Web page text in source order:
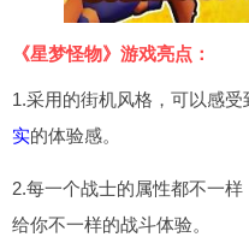
《星梦怪物》游戏亮点：
1.采用的街机风格，可以感
实的体验感。
2.每一个战士的属性都不一
给你不一样的战斗体验。